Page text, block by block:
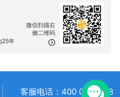
微信扫描右
侧二维码
25年
客服电话：400 057 1108